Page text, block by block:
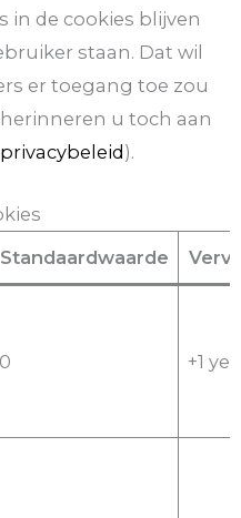
in de cookies blijven
staan. Dat wil
er toegang toe zou
u toch aan
).
Standaardwaarde
0 +1